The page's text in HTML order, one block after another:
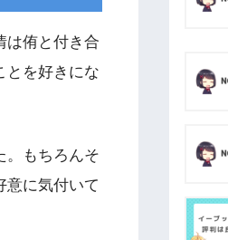
は侑と付き合
とを好きにな
。もちろんそ
意に気付いて